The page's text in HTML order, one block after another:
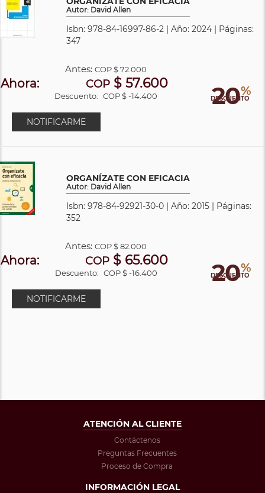
Autor: David Allen
Isbn: 978-84-16997-86-2 | Año: 2024 | Páginas:
347
20%
DESCUENTO
Antes:COP$ 72.000
Ahora: COP$ 57.600
Descuento: COP $ -14.400
NOTIFICARME
ORGANÍZATE CON EFICACIA
Autor: David Allen
Isbn: 978-84-92921-30-0 | Año: 2015 | Páginas:
352
20%
DESCUENTO
Antes:COP$ 82.000
Ahora: COP $ 65.600
Descuento: COP $ -16.400
NOTIFICARME
ATENCIÓN AL CLIENTE
Contáctenos
Preguntas Frecuentes
Proceso de Compra
INFORMACIÓN LEGAL